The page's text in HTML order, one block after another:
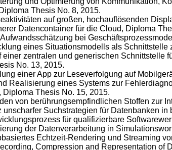
Thesis No. 8, 2015.
auf großen, hochauflösenden
Datencontainer für die Cloud, Diploma
bei
eines Situationsmodells als
einer zentralen und generischen Schnittstelle
No. 13, 2015.
einer App zur Leseverfolgung auf
Realisierung eines Systems zur
Thesis No. 15, 2015.
von berührungsempfindlichen Stoffen zur
unscharfer Suchstrategien für Datenbanken
für qualifizierbare
der Datenverarbeitung in
Echtzeit-Rendering und Streaming
Compression and Representation of